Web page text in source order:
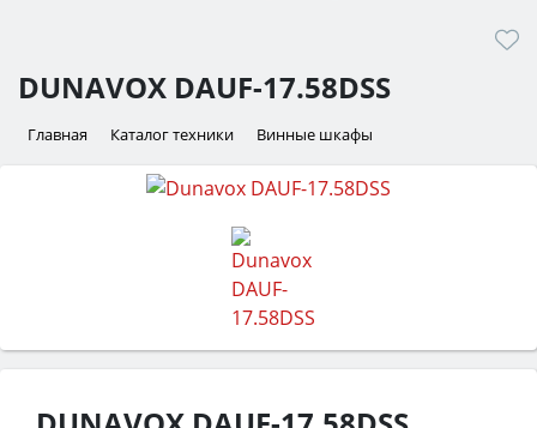
DUNAVOX DAUF-17.58DSS
Главная Каталог техники Винные шкафы